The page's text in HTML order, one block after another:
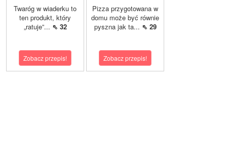
Twaróg w wiaderku to
ten produkt, który
„ratuje”... ⇖ 32
Zobacz przepis!
Pizza przygotowana w
domu może być równie
pyszna jak ta... ⇖ 29
Zobacz przepis!